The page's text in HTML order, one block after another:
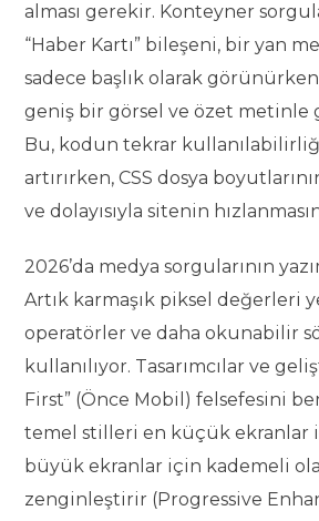
alması gerekir. Konteyner
“Haber Kartı” bileşeni, bir yan
sadece başlık olarak
geniş bir görsel ve özet
Bu, kodun tekrar
artırırken, CSS dosya
ve dolayısıyla sitenin
2026’da medya sorgularının
Artık karmaşık piksel değerleri
operatörler ve daha okunabilir
kullanılıyor. Tasarımcılar ve
First” (Önce Mobil) felsefesini
temel stilleri en küçük ekranlar
büyük ekranlar için kademeli
zenginleştirir (Progressive